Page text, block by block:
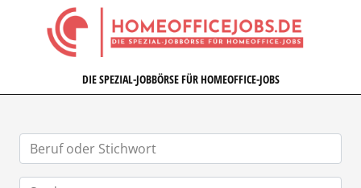
HOMEOFFICEJOBS.DE
DIE SPEZIAL-JOBBÖRSE FÜR HOMEOFFICE-JOBS